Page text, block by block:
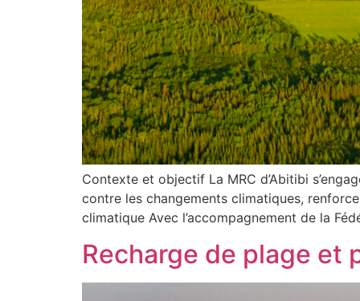
Contexte et objectif La MRC d’Abitibi
contre les changements climatiques,
climatique Avec l’accompagnement de la
Recharge de plage et